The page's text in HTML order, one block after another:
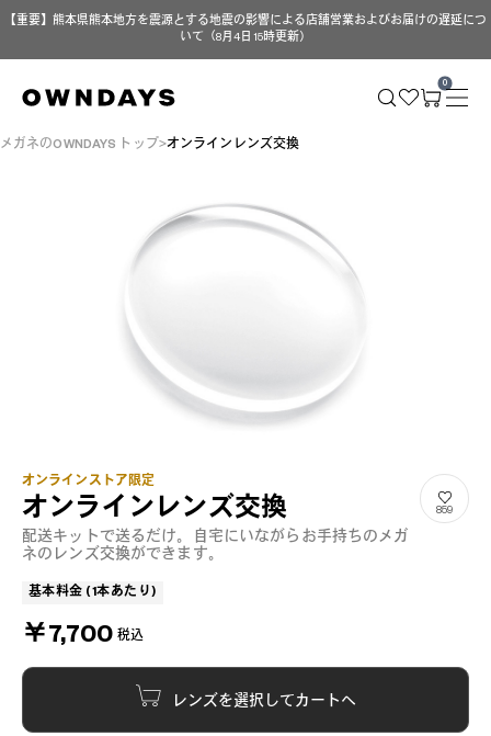
【重要】熊本県熊本地方を震源とする地震の影響による店舗営業およびお届けの遅延につ
いて（8月4日 15時更新）
0
メガネのOWNDAYS トップ オンラインレンズ交換
オンラインストア限定
オンラインレンズ交換
配送キットで送るだけ。自宅にいながらお手持ちのメガ
ネのレンズ交換ができます。
859
基本料金 (1本あたり)
￥7,700 税込
レンズを選択してカートへ